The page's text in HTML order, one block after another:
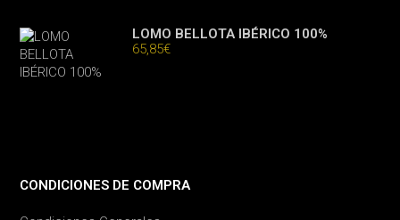
LOMO BELLOTA IBÉRICO 100%
65,85€
CONDICIONES DE COMPRA